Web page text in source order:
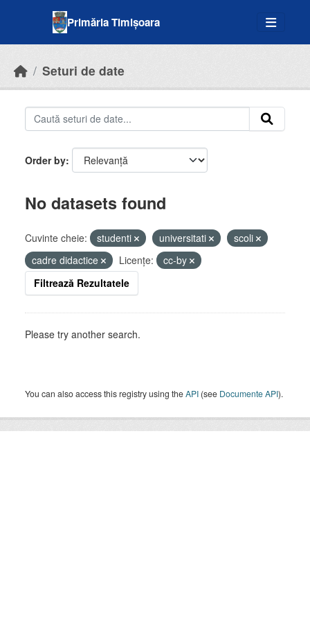
Primăria Timișoara
Seturi de date
Order by
No datasets found
Cuvinte cheie: studenti universitati
scoli
cadre didactice
Licenţe:
cc-by
Filtrează Rezultatele
Please try another search.
You can also access this registry using theAPI (see Documente API).